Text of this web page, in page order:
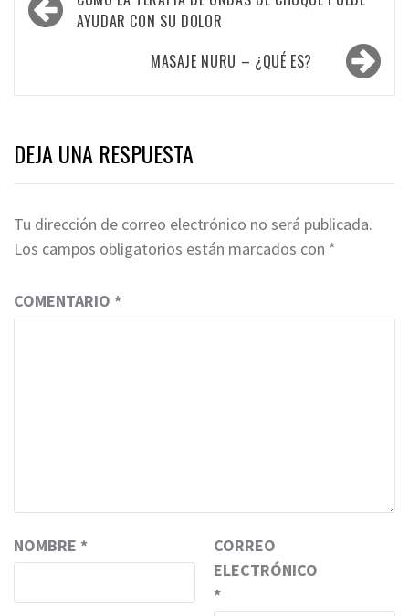
de
AYUDAR CON SU DOLOR
MASAJE NURU – ¿QUÉ ES?
DEJA UNA RESPUESTA
Tu dirección de correo electrónico no será publicada.
Los campos obligatorios están marcados con *
COMENTARIO *
NOMBRE *
CORREO
ELECTRÓNICO
*